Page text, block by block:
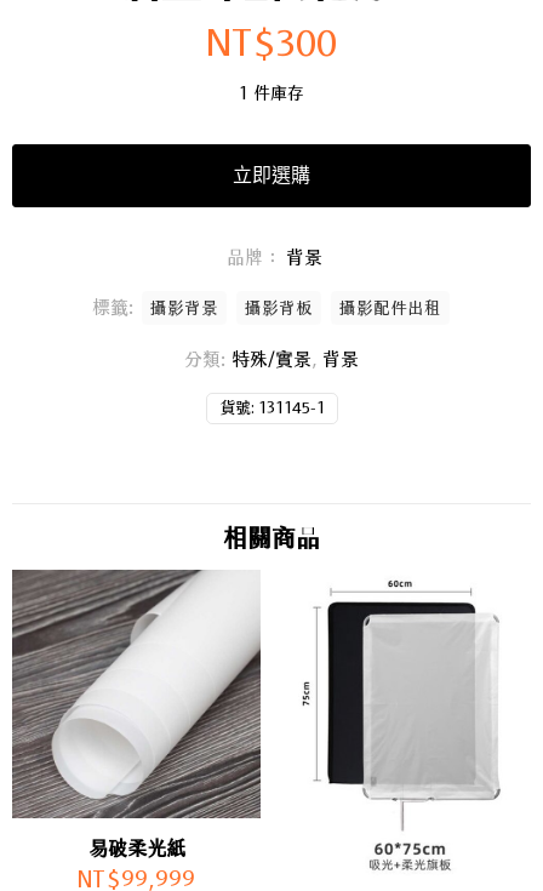
NT$300
1 件庫存
立即選購
貨號: 131145-1
分類: 特殊/實景 背景
標籤: 攝影背景 攝影背板 攝影配件出租
品牌： 背景
相關商品
易破柔光紙
NT$99,999